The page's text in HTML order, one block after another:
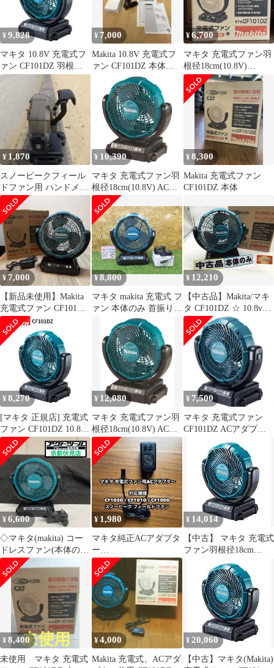
¥ 9,828
マキタ 10.8V 充電式フ
ァン CF101DZ 羽根径
180mm 本体のみ バッ
テリ・充電器別売で
¥ 7,000
Makita 10.8V 充電式フ
ァン CF101DZ 本体
【未使用】
¥6,700
マキタ 充電式ファン羽
根径18cm(10.8V)
CF101DZ
¥ 1,870
スノーピークフィール
ドファン用 ハンドメイ
ドレザーフック（ブラ
ック）
¥ 10,390
マキタ 充電式ファン羽
根径18cm(10.8V) ACア
ダプタ付/バッテリ充電
器別売 CF101DZ
¥8,300
Makita 充電式ファン
CF101DZ 本体
¥7,000
【新品未使用】Makita
充電式ファン CF101DZ
本体
¥8,800
マキタ makita 充電式 フ
ァン 本体のみ 首振り
¥ 12,210
【中古品】Makita/マキ
タ CF101DZ ☆ 10.8v充
電式ファン 本体のみ
[IT_OCAW6][笠寺]
[M04]
¥ 8,270
[マキタ 正規店] 充電式
ファン CF101DZ 10.8V
自動首振り 充電 & AC
電源 【バッテリ・充電
器別売】 扇風機 makita
ポータブル コードレス
キャンプ アウトドア シ
ンプル サーキュレータ
ー 車載 デスクファン
¥ 12,080
マキタ 充電式ファン羽
根径18cm(10.8V) ACア
ダプタ付/バッテリ充電
器別売 CF101DZe
1aeb9f70
¥ 7,500
マキタ 充電式ファン
CF101DZ ACアダプタ
付 扇風機 10.8V
¥6,600
◇マキタ(makita) コー
ドレスファン(本体の
み) CF101DZ【伏見
店】
¥ 1,980
マキタ純正ACアダプタ
ー
CF102DZ/CF101DZ/CF1
00DZ 扇風機
¥ 14,014
【中古】 マキタ 充電式
ファン羽根径18cm
(10.8V) ACアダプタ付
バッテリ充電器別売
CF101DZ
¥8,400
未使用 マキタ 充電式
¥4,000
Makita 充電式、ACアダ
¥ 20,060
【中古】マキタ(Makita)